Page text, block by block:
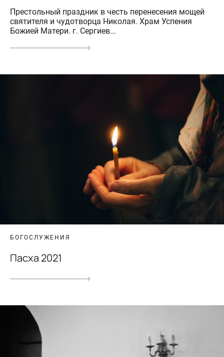
Престольный праздник в честь перенесения мощей
святителя и чудотворца Николая. Храм Успения
Божией Матери. г. Сергиев...
БОГОСЛУЖЕНИЯ
Пасха 2021